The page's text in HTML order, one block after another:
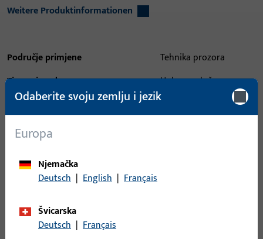
Weitere Produktinformationen
Područje primjene
Tehnika prozora
Tip proizvoda
Uglavna ploča
Opis površine
ferGUard*silber
Bruto težina
Najmanja jedinica narudžbe
Prijava
Odaberite svoju zemlju i jezik
Europa
Njemačka
Deutsch | English | Français
Švicarska
Deutsch | Français